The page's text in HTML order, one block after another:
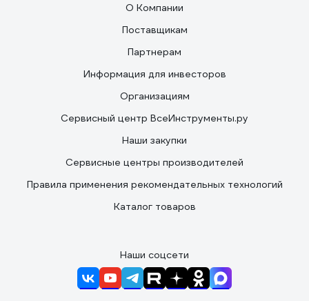
О Компании
Поставщикам
Партнерам
Информация для инвесторов
Организациям
Сервисный центр ВсеИнструменты.ру
Наши закупки
Сервисные центры производителей
Правила применения рекомендательных технологий
Каталог товаров
Наши соцсети